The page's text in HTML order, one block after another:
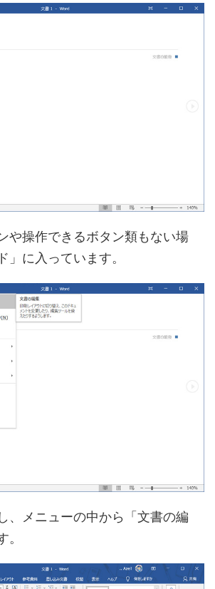
や操作できるボタン類もない場
」に入っています。
、メニューの中から「文書の編
。